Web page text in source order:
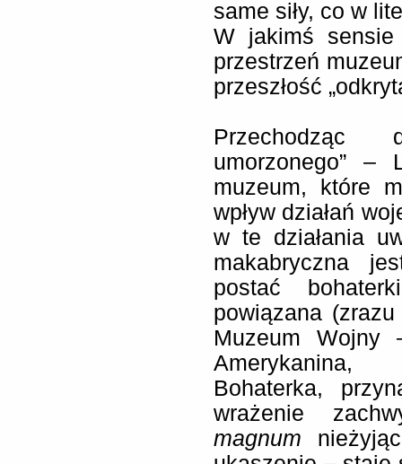
same siły, co w
W jakimś
przestrzeń
przeszłość
Przechodząc
umorzonego” –
muzeum, które
wpływ działań
w te działania
makabryczna
postać
powiązana
Muzeum
Amerykanina,
Bohaterka,
wrażenie
magnum